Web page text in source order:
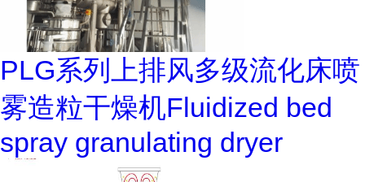
PLG系列上排风多级流化床喷
雾造粒干燥机Fluidized bed
spray granulating dryer